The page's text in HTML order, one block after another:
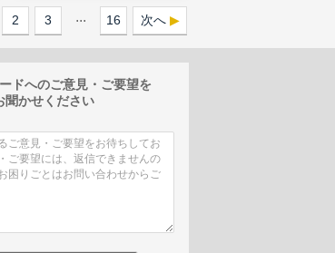
Googleplayから【捨てメアド
2 3 ... 16 次へ
ドへのご意見・ご要望を
聞かせください